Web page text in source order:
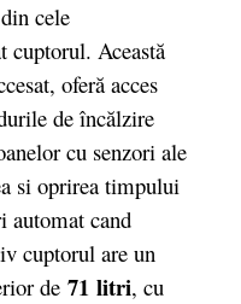
cele
cuptorul. Această
oferă acces
de încălzire
cu senzori ale
si oprirea timpului
automat cand
cuptorul are un
de 71 litri, cu